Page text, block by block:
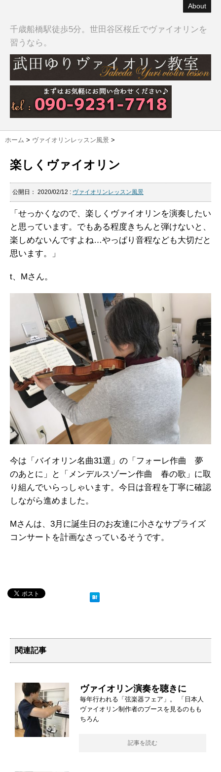
About
千歳船橋駅徒歩5分。世田谷区桜丘でヴァイオリンを
習うなら。
ホーム > ヴァイオリンレッスン風景 >
楽しくヴァイオリン
公開日： 2020/02/12 : ヴァイオリンレッスン風景
「せっかくなので、楽しくヴァイオリンを演奏したい
と思っています。でもある程度きちんと弾けないと、
楽しめないんですよね…やっぱり音程なども大切だと
思います。」
t、Mさん。
今は「バイオリン名曲31選」の「フォーレ作曲 夢
のあとに」と「メンデルスゾーン作曲 春の歌」に取
り組んでいらっしゃいます。今日は音程を丁寧に確認
しながら進めました。
Mさんは、3月に誕生日のお友達に小さなサプライズ
コンサートを計画なさっているそうです。
関連記事
ヴァイオリン演奏を聴きに
毎年行われる「弦楽器フェア」。 「日本人
ヴァイオリン制作者のブースを見るのもも
ちろん
記事を読む